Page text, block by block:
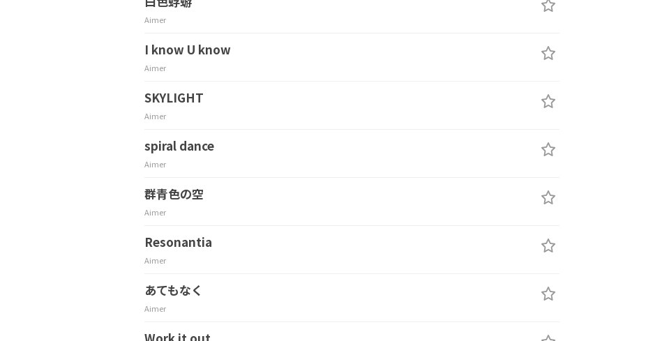
Aimer
I know U know
Aimer
SKYLIGHT
Aimer
spiral dance
Aimer
群青色の空
Aimer
Resonantia
Aimer
あてもなく
Aimer